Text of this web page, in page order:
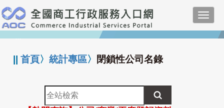
跳
到
主
要
:::
||首頁〉統計專區〉 閉鎖性公司名錄
全
站